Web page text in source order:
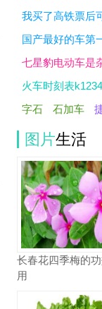
我买了高铁票后
国产最好的车第
七星豹电动车是
火车时刻表k1234
字石
石加车
图片生活
长春花四季梅的
用